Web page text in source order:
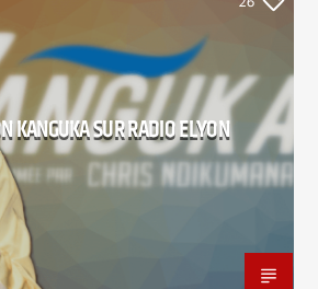
KANGUKA SUR RADIO ELYON